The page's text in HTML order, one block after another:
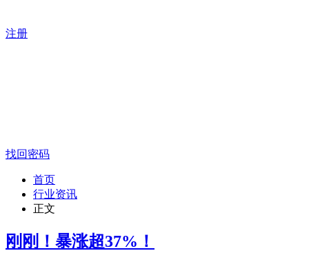
注册
找回密码
首页
行业资讯
正文
刚刚！暴涨超37%！